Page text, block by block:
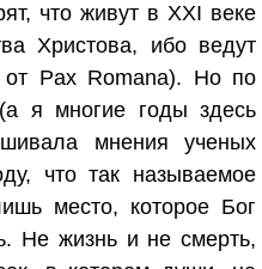
что живут в XXI веке
Христова, ибо ведут
от Pax Romana). Но по
я многие годы здесь
мнения ученых
что так называемое
место, которое Бог
Не жизнь и не смерть,